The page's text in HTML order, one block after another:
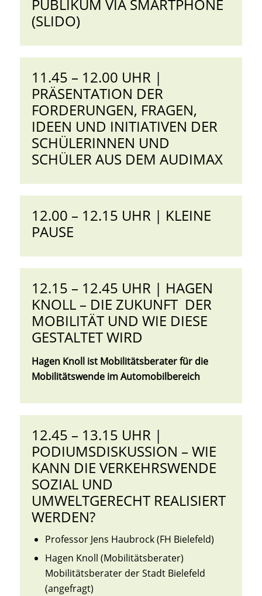
PUBLIKUM VIA SMARTPHONE
(SLIDO)
11.45 – 12.00 UHR |
PRÄSENTATION DER
FORDERUNGEN, FRAGEN,
IDEEN UND INITIATIVEN DER
SCHÜLERINNEN UND
SCHÜLER AUS DEM AUDIMAX
12.00 – 12.15 UHR | KLEINE
PAUSE
12.15 – 12.45 UHR | HAGEN
KNOLL – DIE ZUKUNFT DER
MOBILITÄT UND WIE DIESE
GESTALTET WIRD
Hagen Knoll ist Mobilitätsberater für die
Mobilitätswende im Automobilbereich
12.45 – 13.15 UHR |
PODIUMSDISKUSSION – WIE
KANN DIE VERKEHRSWENDE
SOZIAL UND
UMWELTGERECHT REALISIERT
WERDEN?
Professor Jens Haubrock (FH Bielefeld)
Hagen Knoll (Mobilitätsberater)
Mobilitätsberater der Stadt Bielefeld
(angefragt)